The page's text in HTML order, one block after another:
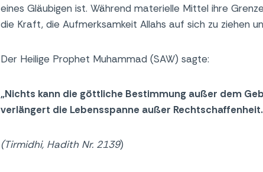
eines Gläubigen ist. Während materielle Mittel ihre
die Kraft, die Aufmerksamkeit Allahs auf sich zu ziehen
Der Heilige Prophet Muhammad (SAW) sagte:
„Nichts kann die göttliche Bestimmung außer dem
verlängert die Lebensspanne außer
(Tirmidhi, Hadith Nr. 2139)